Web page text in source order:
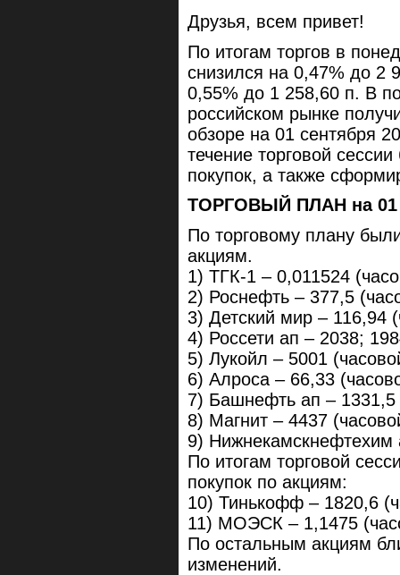
Друзья, всем привет!
По итогам торгов в
снизился на 0,47% до 2
0,55% до 1 258,60 п. В
российском рынке
обзоре на 01 сентября
течение торговой
покупок, а также
ТОРГОВЫЙ ПЛАН на 01
По торговому плану
акциям.
1) ТГК-1 – 0,011524
2) Роснефть – 377,5
3) Детский мир – 116,94
4) Россети ап – 2038;
5) Лукойл – 5001
6) Алроса – 66,33
7) Башнефть ап – 1331,5
8) Магнит – 4437
9) Нижнекамскнефтехим
По итогам торговой
покупок по акциям:
10) Тинькофф – 1820,6
11) МОЭСК – 1,1475
По остальным акциям
изменений.